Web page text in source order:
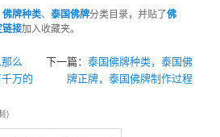
佛牌种类、泰国佛牌分类目录，并贴了佛
链接加入收藏夹。
么
万的
下一篇： 泰国佛牌种类，泰国佛
牌正牌，泰国佛牌制作过程
)